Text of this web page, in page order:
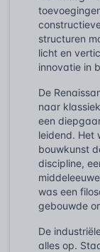
structuren
licht en
innovatie in
De
naar
een
leidend. Het
bouwkunst
discipline,
was een
gebouwde
De
alles op.